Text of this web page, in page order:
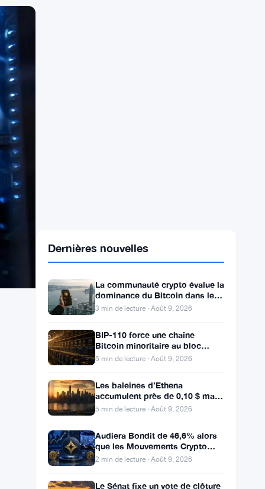
La communauté crypto évalue la
calme du week-end
3 min de lecture · Août 9, 2026
BIP-110 force une chaîne
961,632 avec 2,53% de soutien
5 min de lecture · Août 9, 2026